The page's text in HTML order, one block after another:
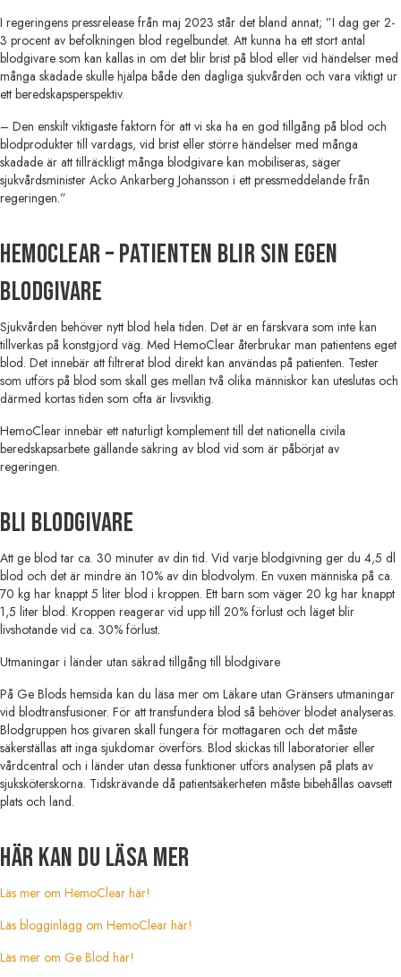
I regeringens pressrelease från maj 2023 står det bland annat; ”I dag ger 2-
3 procent av befolkningen blod regelbundet. Att kunna ha ett stort antal
blodgivare som kan kallas in om det blir brist på blod eller vid händelser med
många skadade skulle hjälpa både den dagliga sjukvården och vara viktigt ur
ett beredskapsperspektiv.
– Den enskilt viktigaste faktorn för att vi ska ha en god tillgång på blod och
blodprodukter till vardags, vid brist eller större händelser med många
skadade är att tillräckligt många blodgivare kan mobiliseras, säger
sjukvårdsminister Acko Ankarberg Johansson i ett pressmeddelande från
regeringen.”
HemoClear – patienten blir sin egen
blodgivare
Sjukvården behöver nytt blod hela tiden. Det är en färskvara som inte kan
tillverkas på konstgjord väg. Med HemoClear återbrukar man patientens eget
blod. Det innebär att filtrerat blod direkt kan användas på patienten. Tester
som utförs på blod som skall ges mellan två olika människor kan uteslutas och
därmed kortas tiden som ofta är livsviktig.
HemoClear innebär ett naturligt komplement till det nationella civila
beredskapsarbete gällande säkring av blod vid som är påbörjat av
regeringen.
Bli blodgivare
Att ge blod tar ca. 30 minuter av din tid. Vid varje blodgivning ger du 4,5 dl
blod och det är mindre än 10% av din blodvolym. En vuxen människa på ca.
70 kg har knappt 5 liter blod i kroppen. Ett barn som väger 20 kg har knappt
1,5 liter blod. Kroppen reagerar vid upp till 20% förlust och läget blir
livshotande vid ca. 30% förlust.
Utmaningar i länder utan säkrad tillgång till blodgivare
På Ge Blods hemsida kan du läsa mer om Läkare utan Gränsers utmaningar
vid blodtransfusioner. För att transfundera blod så behöver blodet analyseras.
Blodgruppen hos givaren skall fungera för mottagaren och det måste
säkerställas att inga sjukdomar överförs. Blod skickas till laboratorier eller
vårdcentral och i länder utan dessa funktioner utförs analysen på plats av
sjuksköterskorna. Tidskrävande då patientsäkerheten måste bibehållas oavsett
plats och land.
Här kan du läsa mer
Läs mer om HemoClear här!
Läs blogginlägg om HemoClear här!
Läs mer om Ge Blod här!